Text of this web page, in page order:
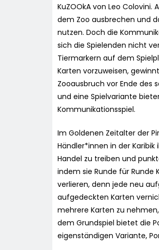
KuZOOkA von Leo Colovini.
dem Zoo ausbrechen und
nutzen. Doch die
sich die Spielenden nicht
Tiermarkern auf dem
Karten vorzuweisen,
Zooausbruch vor Ende des
und eine Spielvariante
Kommunikationsspiel.
Im Goldenen Zeitalter der
Händler*innen in der
Handel zu treiben und
indem sie Runde für Runde
verlieren, denn jede neu
aufgedeckten Karten
mehrere Karten zu
dem Grundspiel bietet die
eigenständigen Variante,